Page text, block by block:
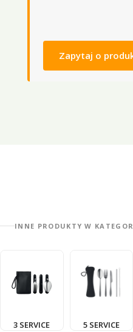
Zapytaj o
INNE PRODUKTY W
3 SERVICE 5 SERVICE